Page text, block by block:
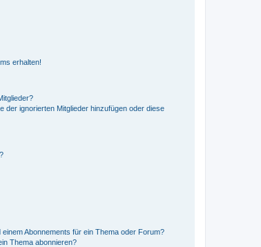
erhalten!
der ignorierten Mitglieder hinzufügen oder diese
Abonnements für ein Thema oder Forum?
Thema abonnieren?